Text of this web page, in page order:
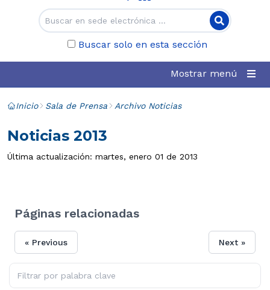
Buscar solo en esta sección
Mostrar menú
Inicio Sala de Prensa Archivo Noticias
Noticias 2013
Última actualización: martes, enero 01 de 2013
Páginas relacionadas
« Previous Next »